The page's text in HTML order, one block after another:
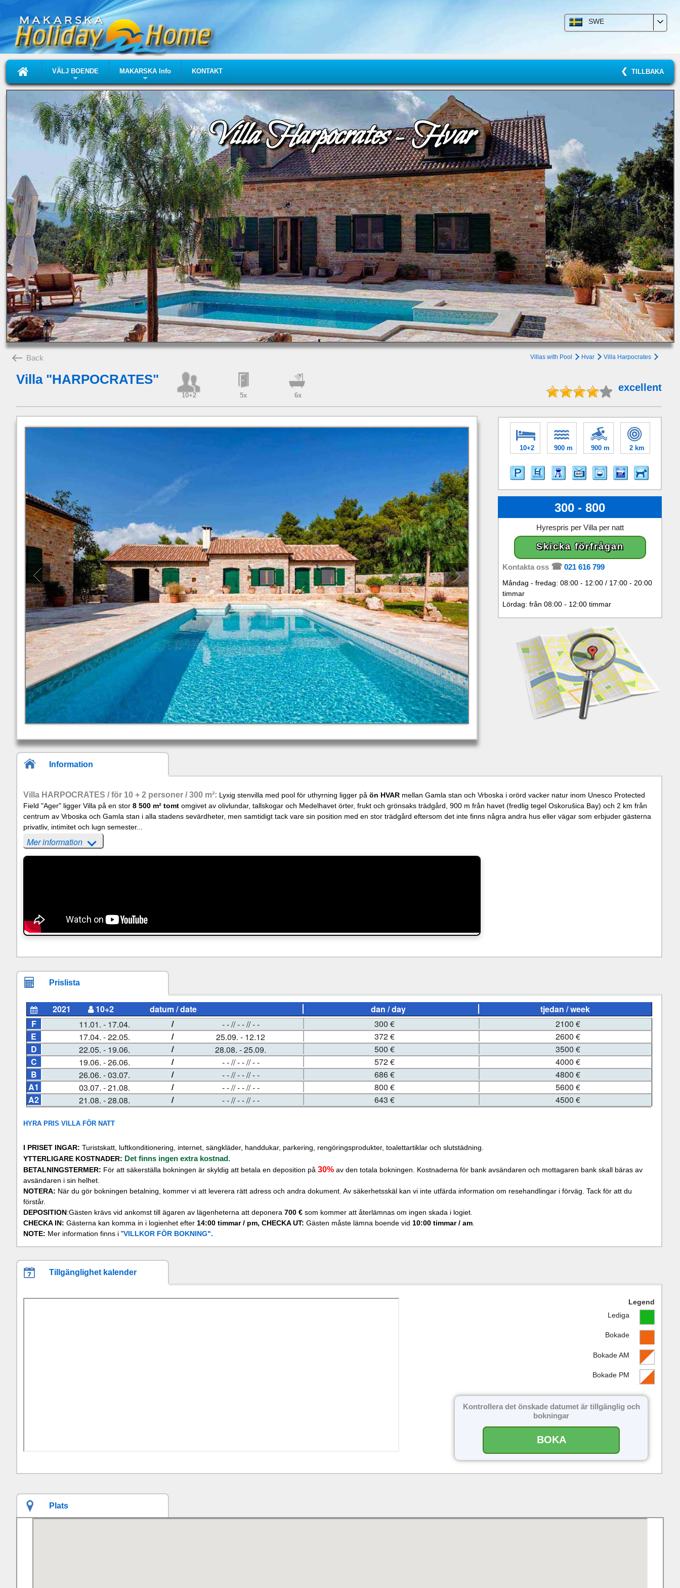
SWE
+
VÄLJ BOENDE
+
MAKARSKA Info KONTAKT TILLBAKA
Villa Harpocrates - Hvar
Back Villas with Pool Hvar Villa Harpocrates
Villa "HARPOCRATES"
10+2 5x 6x
excellent
10+2 900 m 900 m 2 km
300 - 800
Hyrespris per Villa per natt
Skicka förfrågan
Kontakta oss 021 616 799
Måndag - fredag: 08:00 - 12:00 / 17:00 - 20:00
timmar
Lördag: från 08:00 - 12:00 timmar
Information
Villa HARPOCRATES / för 10 + 2 personer / 300 m²: Lyxig stenvilla med pool för uthyrning ligger påön HVAR mellan Gamla stan och Vrboska i orörd vacker natur inom Unesco Protected
Field "Ager" ligger Villa på en stor8 500 m² tomt omgivet av olivlundar, tallskogar och Medelhavet örter, frukt och grönsaks trädgård, 900 m från havet (fredlig tegel Oskorušica Bay) och 2 km från
centrum av Vrboska och Gamla stan i alla stadens sevärdheter, men samtidigt tack vare sin position med en stor trädgård eftersom det inte finns några andra hus eller vägar som erbjuder gästerna
privatliv, intimitet och lugn semester...
Mer information
Prislista
HYRA PRIS VILLA FÖR NATT
I PRISET INGAR: Turistskatt, luftkonditionering, internet, sängkläder, handdukar, parkering, rengöringsprodukter, toalettartiklar och slutstädning.
YTTERLIGARE KOSTNADER: Det finns ingen extra kostnad.
BETALNINGSTERMER: För att säkerställa bokningen är skyldig att betala en deposition på30% av den totala bokningen. Kostnaderna för bank avsändaren och mottagaren bank skall bäras av
avsändaren i sin helhet.
NOTERA: När du gör bokningen betalning, kommer vi att leverera rätt adress och andra dokument. Av säkerhetsskäl kan vi inte utfärda information om resehandlingar i förväg. Tack för att du
förstår.
DEPOSITION:Gästen krävs vid ankomst till ägaren av lägenheterna att deponera700 € som kommer att återlämnas om ingen skada i logiet.
CHECKA IN: Gästerna kan komma in i logienhet efter 14:00 timmar / pm, CHECKA UT: Gästen måste lämna boende vid 10:00 timmar / am
NOTE: Mer information finns i "VILLKOR FÖR BOKNING".
Tillgänglighet kalender
Legend
Lediga
Bokade
Bokade AM
Bokade PM
Kontrollera det önskade datumet är tillgänglig och
bokningar
BOKA
Plats